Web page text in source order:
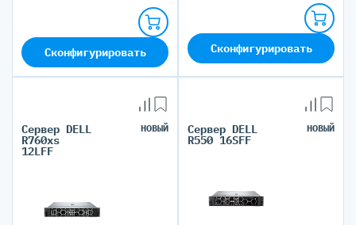
Сконфигурировать Сконфигурировать
Сервер DELL
R760xs
12LFF
НОВЫЙ Сервер DELL
R550 16SFF
НОВЫЙ